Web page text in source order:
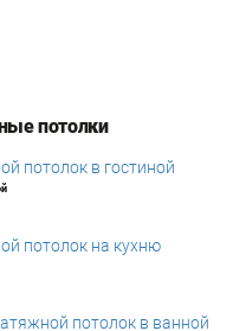
потолки